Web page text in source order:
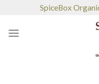
SpiceBox